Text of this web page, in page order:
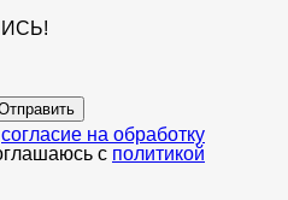
согласие на обработку
с политикой